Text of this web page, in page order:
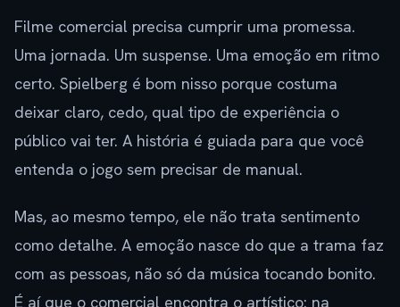
Filme comercial precisa cumprir uma promessa.
Uma jornada. Um suspense. Uma emoção em ritmo
certo. Spielberg é bom nisso porque costuma
deixar claro, cedo, qual tipo de experiência o
público vai ter. A história é guiada para que você
entenda o jogo sem precisar de manual.
Mas, ao mesmo tempo, ele não trata sentimento
como detalhe. A emoção nasce do que a trama faz
com as pessoas, não só da música tocando bonito.
É aí que o comercial encontra o artístico: na